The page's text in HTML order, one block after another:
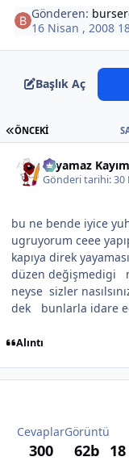
Gönderen:
16 Nisan , 2008
Başlık Aç
İLK SAYFA
ÖNCEKI
Yayamaz
Gönderi tarihi:30
bu ne bende iyice
ugruyorum ceee
kapıya direk
düzen değişmedigi
neyse sizler
dek
bunlarla idare
Alıntı
Cevaplar
300
Görüntü
62b